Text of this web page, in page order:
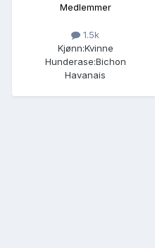
Medlemmer
1.5k
Kjønn:Kvinne
Hunderase:Bichon
Havanais